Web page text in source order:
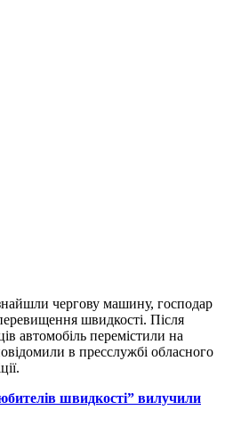
чергову машину, господар
швидкості. Після
автомобіль перемістили на
в пресслужбі обласного
швидкості” вилучили